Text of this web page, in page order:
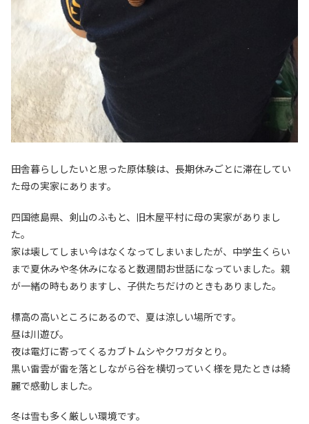
田舎暮らししたいと思った原体験は、長期休みごとに滞在してい
た母の実家にあります。
四国徳島県、剣山のふもと、旧木屋平村に母の実家がありまし
た。
家は壊してしまい今はなくなってしまいましたが、中学生くらい
まで夏休みや冬休みになると数週間お世話になっていました。親
が一緒の時もありますし、子供たちだけのときもありました。
標高の高いところにあるので、夏は涼しい場所です。
昼は川遊び。
夜は電灯に寄ってくるカブトムシやクワガタとり。
黒い雷雲が雷を落としながら谷を横切っていく様を見たときは綺
麗で感動しました。
冬は雪も多く厳しい環境です。